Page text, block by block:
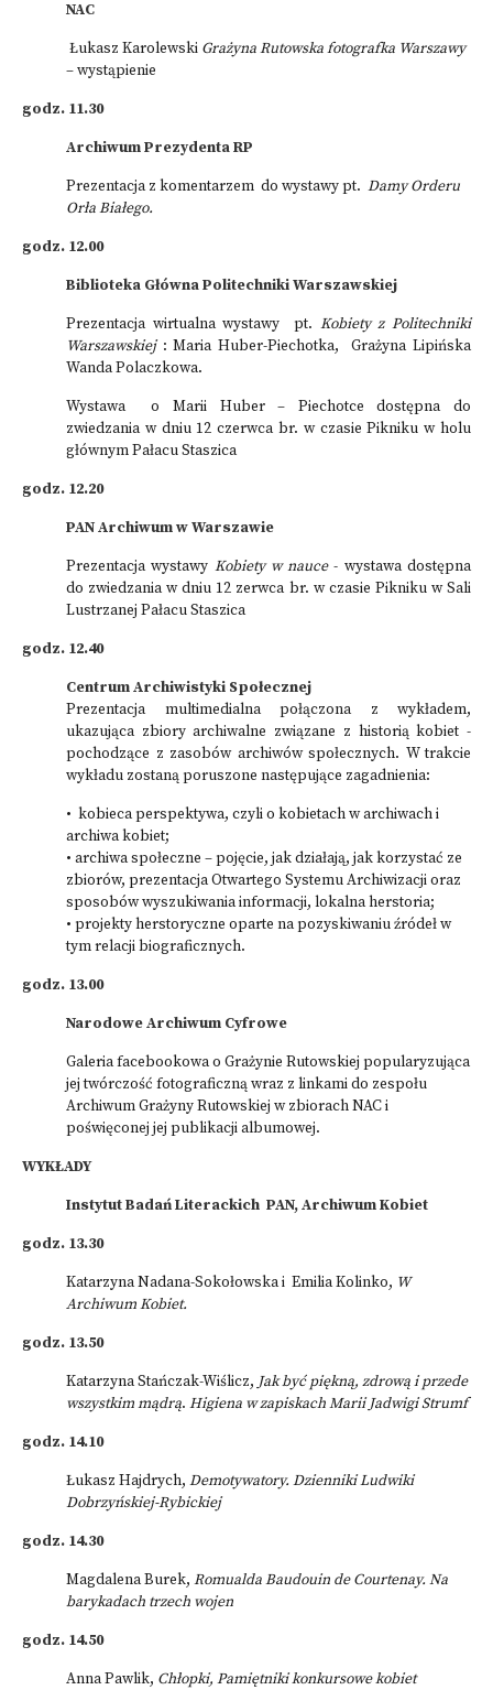
NAC
Łukasz Karolewski Grażyna Rutowska fotografka Warszawy
– wystąpienie
godz. 11.30
Archiwum Prezydenta RP
Prezentacja z komentarzem do wystawy pt. Damy Orderu
Orła Białego.
godz. 12.00
Biblioteka Główna Politechniki Warszawskiej
Prezentacja wirtualna wystawy pt. Kobiety z Politechniki
Warszawskiej: Maria Huber-Piechotka, Grażyna Lipińska
Wanda Polaczkowa.
Wystawa o Marii Huber – Piechotce dostępna do
zwiedzania w dniu 12 czerwca br. w czasie Pikniku w holu
głównym Pałacu Staszica
godz. 12.20
PAN Archiwum w Warszawie
Prezentacja wystawy Kobiety w nauce- wystawa dostępna
do zwiedzania w dniu 12 zerwca br. w czasie Pikniku w Sali
Lustrzanej Pałacu Staszica
godz. 12.40
Centrum Archiwistyki Społecznej
Prezentacja multimedialna połączona z wykładem,
ukazująca zbiory archiwalne związane z historią kobiet -
pochodzące z zasobów archiwów społecznych. W trakcie
wykładu zostaną poruszone następujące zagadnienia:
• kobieca perspektywa, czyli o kobietach w archiwach i
archiwa kobiet;
• archiwa społeczne – pojęcie, jak działają, jak korzystać ze
zbiorów, prezentacja Otwartego Systemu Archiwizacji oraz
sposobów wyszukiwania informacji, lokalna herstoria;
• projekty herstoryczne oparte na pozyskiwaniu źródeł w
tym relacji biograficznych.
godz. 13.00
Narodowe Archiwum Cyfrowe
Galeria facebookowa o Grażynie Rutowskiej popularyzująca
jej twórczość fotograficzną wraz z linkami do zespołu
Archiwum Grażyny Rutowskiej w zbiorach NAC i
poświęconej jej publikacji albumowej.
WYKŁADY
Instytut Badań Literackich PAN, Archiwum Kobiet
godz. 13.30
Katarzyna Nadana-Sokołowska i Emilia Kolinko, W
Archiwum Kobiet.
godz. 13.50
Katarzyna Stańczak-Wiślicz, Jak być piękną, zdrową i przede
wszystkim mądrą. Higiena w zapiskach Marii Jadwigi Strumf
godz. 14.10
Łukasz Hajdrych, Demotywatory. Dzienniki Ludwiki
Dobrzyńskiej-Rybickiej
godz. 14.30
Magdalena Burek, Romualda Baudouin de Courtenay. Na
barykadach trzech wojen
godz. 14.50
Anna Pawlik, Chłopki, Pamiętniki konkursowe kobiet